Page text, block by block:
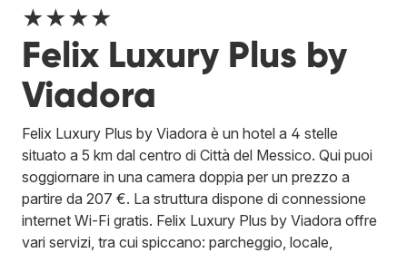
★★★★
Felix Luxury Plus by
Viadora
Felix Luxury Plus by Viadora è un hotel a 4 stelle
situato a 5 km dal centro di Città del Messico. Qui puoi
soggiornare in una camera doppia per un prezzo a
partire da 207 €. La struttura dispone di connessione
internet Wi-Fi gratis. Felix Luxury Plus by Viadora offre
vari servizi, tra cui spiccano: parcheggio, locale,